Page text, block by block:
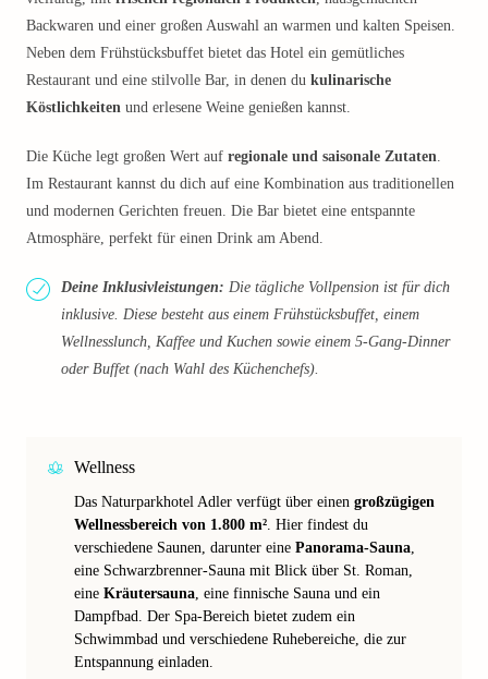
Backwaren und einer großen Auswahl an warmen und kalten Speisen.
Neben dem Frühstücksbuffet bietet das Hotel ein gemütliches
Restaurant und eine stilvolle Bar, in denen du kulinarische
Köstlichkeiten und erlesene Weine genießen kannst.
Die Küche legt großen Wert auf regionale und saisonale Zutaten.
Im Restaurant kannst du dich auf eine Kombination aus traditionellen
und modernen Gerichten freuen. Die Bar bietet eine entspannte
Atmosphäre, perfekt für einen Drink am Abend.
Deine Inklusivleistungen: Die tägliche Vollpension ist für dich
inklusive. Diese besteht aus einem Frühstücksbuffet, einem
Wellnesslunch, Kaffee und Kuchen sowie einem 5-Gang-Dinner
oder Buffet (nach Wahl des Küchenchefs).
Wellness
Das Naturparkhotel Adler verfügt über einen großzügigen
Wellnessbereich von 1.800 m². Hier findest du
verschiedene Saunen, darunter eine Panorama-Sauna,
eine Schwarzbrenner-Sauna mit Blick über St. Roman,
eine Kräutersauna, eine finnische Sauna und ein
Dampfbad. Der Spa-Bereich bietet zudem ein
Schwimmbad und verschiedene Ruhebereiche, die zur
Entspannung einladen.